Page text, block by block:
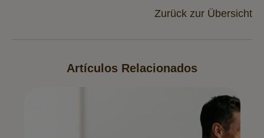
Zurück zur Übersicht
Artículos Relacionados